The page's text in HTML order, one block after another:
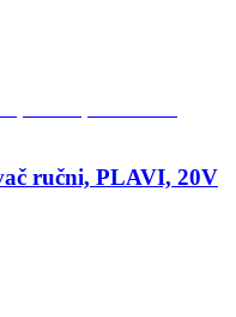
ručni, PLAVI, 20V